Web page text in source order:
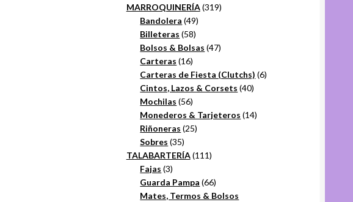
MARROQUINERÍA 319319
Bandolera 4949
Billeteras 5858
productos
Bolsos & Bolsas 4747
Carteras 1616
productos
Carteras de Fiesta (Clutchs) 66
Cintos, Lazos & Corsets 4040
Mochilas 5656
productos
Monederos & Tarjeteros 1414
Riñoneras 2525
Sobres 3535
productos
TALABARTERÍA 111111
Fajas 33
productos
Guarda Pampa 6666
productos
Mates, Termos & Bolsos